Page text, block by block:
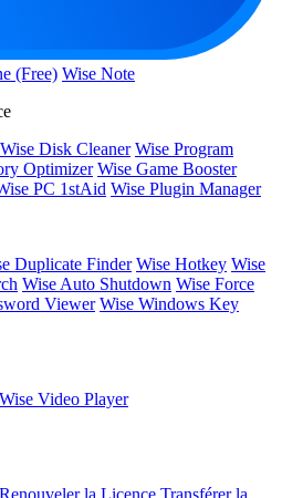
(Free) Wise Note
Wise Disk Cleaner Wise Program
Optimizer Wise Game Booster
PC 1stAid Wise Plugin Manager
Duplicate Finder Wise Hotkey Wise
Wise Auto Shutdown Wise Force
Viewer Wise Windows Key
Wise Video Player
Renouveler la Licence Transférer la